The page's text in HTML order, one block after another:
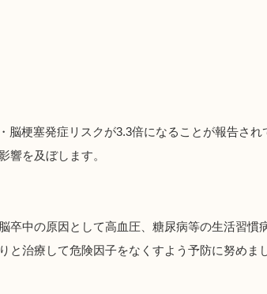
脳梗塞発症リスクが3.3倍になることが報告され
響を及ぼします。
卒中の原因として高血圧、糖尿病等の生活習慣
と治療して危険因子をなくすよう予防に努めま